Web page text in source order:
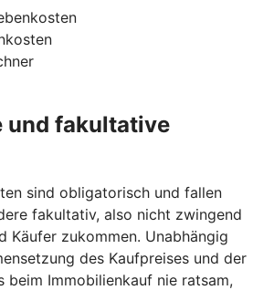
und fakultative
sind obligatorisch und fallen
fakultativ, also nicht zwingend
Käufer zukommen. Unabhängig
des Kaufpreises und der
beim Immobilienkauf nie ratsam,